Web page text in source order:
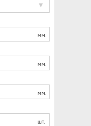
мм.
мм.
мм.
шт.